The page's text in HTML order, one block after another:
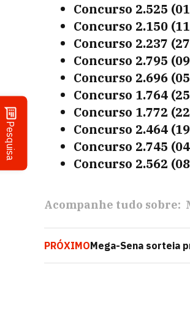
Pesquisa
Concurso 2.525
Concurso 2.150
Concurso 2.237
Concurso 2.795
Concurso 2.696
Concurso 1.764
Concurso 1.772
Concurso 2.464
Concurso 2.745
Concurso 2.562
Acompanhe tudo sobre:
PRÓXIMOMega-Sena sorteia
bolão